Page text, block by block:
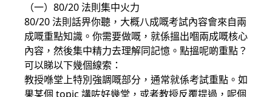
（一）80/20 法則集中火力
80/20 法則話畀你聽，大概八成嘅考試內容會來自兩
成嘅重點知識。你需要做嘅，就係搵出嗰兩成嘅核心
內容，然後集中精力去理解同記憶。點搵呢啲重點？
可以睇以下幾個線索：
教授喺堂上特別強調嘅部分，通常就係考試重點。如
果某個 topic 講咗好幾堂，或者教授反覆提過，呢個